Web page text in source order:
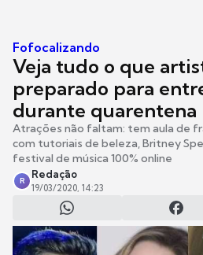
Fofocalizando
Veja tudo o que
preparado para
durante quarentena
Atrações não faltam: tem aula de
com tutoriais de beleza, Britney
festival de música 100% online
R
Redação
19/03/2020, 14:23